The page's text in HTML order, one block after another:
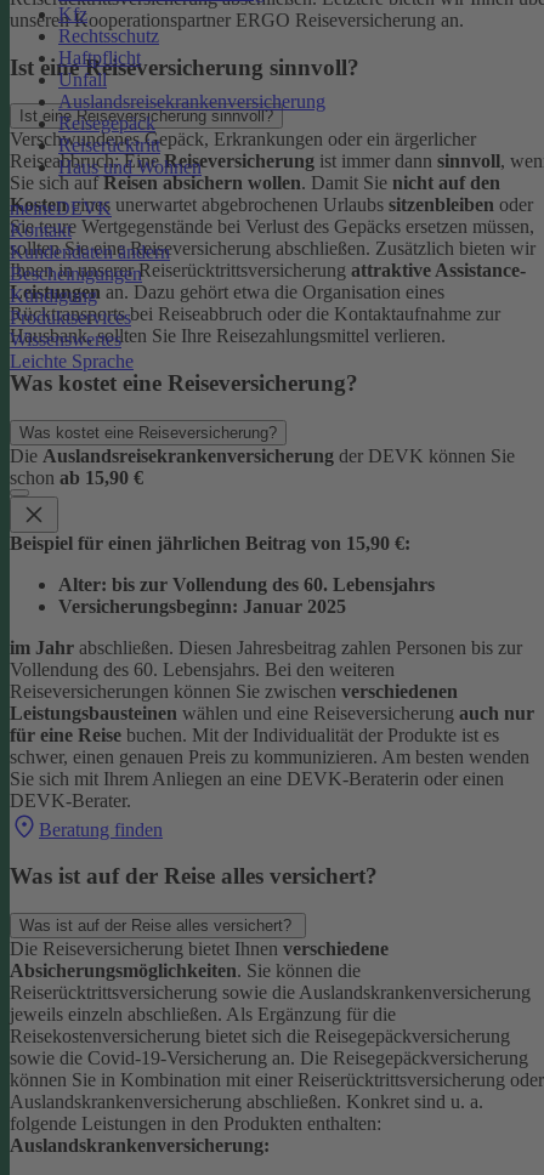
Kfz
Rechtsschutz
Haftpflicht
Unfall
Auslandsreisekrankenversicherung
Reisegepäck
Reiserücktritt
Haus und Wohnen
meineDEVK
Kontakt
Kundendaten ändern
Bescheinigungen
Kündigung
Produktservices
Wissenswertes
Leichte Sprache
unseren Kooperationspartner ERGO Reiseversicherung an.
Ist eine Reiseversicherung sinnvoll?
Ist eine Reiseversicherung sinnvoll?
Verschwundenes Gepäck, Erkrankungen oder ein ärgerlicher
Reiseabbruch: EineReiseversicherung ist immer dann sinnvoll,
Sie sich aufReisen absichern wollen. Damit Sie nicht auf den
Kosteneines unerwartet abgebrochenen Urlaubs sitzenbleiben oder
Sie teure Wertgegenstände bei Verlust des Gepäcks ersetzen müssen,
sollten Sie eine Reiseversicherung abschließen. Zusätzlich bieten wir
Ihnen in unserer Reiserücktrittsversicherung attraktive Assistance-
Leistungen an. Dazu gehört etwa die Organisation eines
Rücktransports bei Reiseabbruch oder die Kontaktaufnahme zur
Hausbank, sollten Sie Ihre Reisezahlungsmittel verlieren.
Was kostet eine Reiseversicherung?
Was kostet eine Reiseversicherung?
Die Auslandsreisekrankenversicherung der DEVK können Sie
schon ab 15,90 €
Beispiel für einen jährlichen Beitrag von 15,90 €:
Alter: bis zur Vollendung des 60. Lebensjahrs
Versicherungsbeginn: Januar 2025
im Jahr abschließen. Diesen Jahresbeitrag zahlen Personen bis zur
Vollendung des 60. Lebensjahrs. Bei den weiteren
Reiseversicherungen können Sie zwischen verschiedenen
Leistungsbausteinen wählen und eine Reiseversicherung auch nur
für eine Reise buchen. Mit der Individualität der Produkte ist es
schwer, einen genauen Preis zu kommunizieren. Am besten wenden
Sie sich mit Ihrem Anliegen an eine DEVK-Beraterin oder einen
DEVK-Berater.
Beratung finden
Was ist auf der Reise alles versichert?
Was ist auf der Reise alles versichert?
Die Reiseversicherung bietet Ihnen verschiedene
Absicherungsmöglichkeiten. Sie können die
Reiserücktrittsversicherung sowie die Auslandskrankenversicherung
jeweils einzeln abschließen. Als Ergänzung für die
Reisekostenversicherung bietet sich die Reisegepäckversicherung
sowie die Covid-19-Versicherung an. Die Reisegepäckversicherung
können Sie in Kombination mit einer Reiserücktrittsversicherung oder
Auslandskrankenversicherung abschließen. Konkret sind u. a.
folgende Leistungen in den Produkten enthalten:
Auslandskrankenversicherung: